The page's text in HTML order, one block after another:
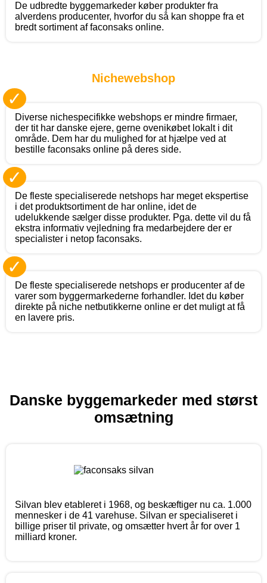
De udbredte byggemarkeder køber produkter fra
alverdens producenter, hvorfor du så kan shoppe fra et
bredt sortiment af faconsaks online.
Nichewebshop
✓
Diverse nichespecifikke webshops er mindre firmaer,
der tit har danske ejere, gerne ovenikøbet lokalt i dit
område. Dem har du mulighed for at hjælpe ved at
bestille faconsaks online på deres side.
✓
De fleste specialiserede netshops har meget ekspertise
i det produktsortiment de har online, idet de
udelukkende sælger disse produkter. Pga. dette vil du få
ekstra informativ vejledning fra medarbejdere der er
specialister i netop faconsaks.
✓
De fleste specialiserede netshops er producenter af de
varer som byggermarkederne forhandler. Idet du køber
direkte på niche netbutikkerne online er det muligt at få
en lavere pris.
Danske byggemarkeder med størst
omsætning
Silvan blev etableret i 1968, og beskæftiger nu ca. 1.000
mennesker i de 41 varehuse. Silvan er specialiseret i
billige priser til private, og omsætter hvert år for over 1
milliard kroner.